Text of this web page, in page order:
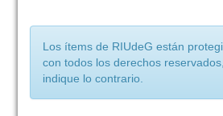
Los ítems de RIUdeG están
con todos los derechos
indique lo contrario.